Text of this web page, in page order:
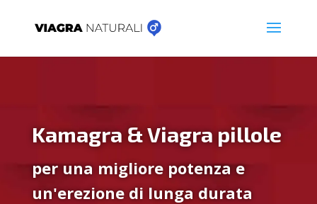
Kamagra & Viagra pillole
per una migliore potenza e
un'erezione di lunga durata